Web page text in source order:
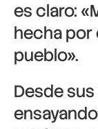
es claro:
hecha por
pueblo».
Desde